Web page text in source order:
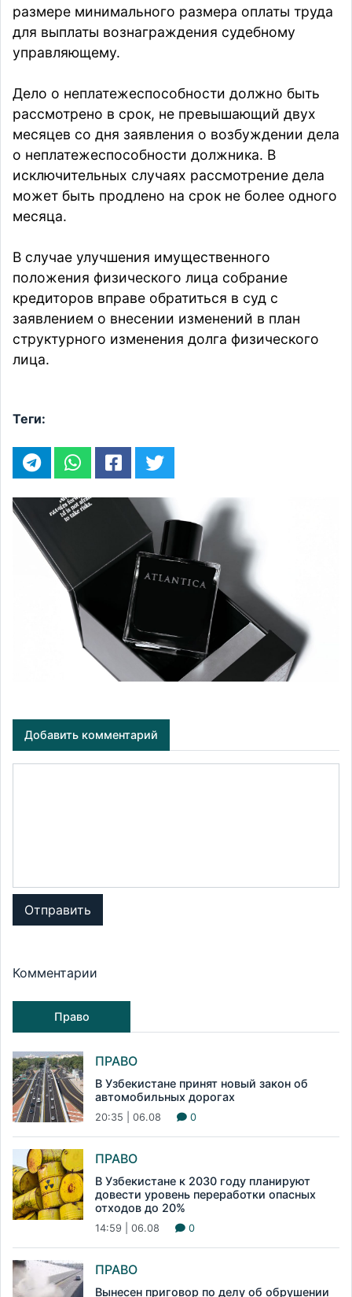
размере минимального размера оплаты труда
для выплаты вознаграждения судебному
управляющему.
Дело о неплатежеспособности должно быть
рассмотрено в срок, не превышающий двух
месяцев со дня заявления о возбуждении дела
о неплатежеспособности должника. В
исключительных случаях рассмотрение дела
может быть продлено на срок не более одного
месяца.
В случае улучшения имущественного
положения физического лица собрание
кредиторов вправе обратиться в суд с
заявлением о внесении изменений в план
структурного изменения долга физического
лица.
Теги:
Добавить комментарий
Отправить
Комментарии
Право
ПРАВО
В Узбекистане принят новый закон об
автомобильных дорогах
20:35 | 06.08 0
ПРАВО
В Узбекистане к 2030 году планируют
довести уровень переработки опасных
отходов до 20%
14:59 | 06.08 0
ПРАВО
Вынесен приговор по делу об обрушении